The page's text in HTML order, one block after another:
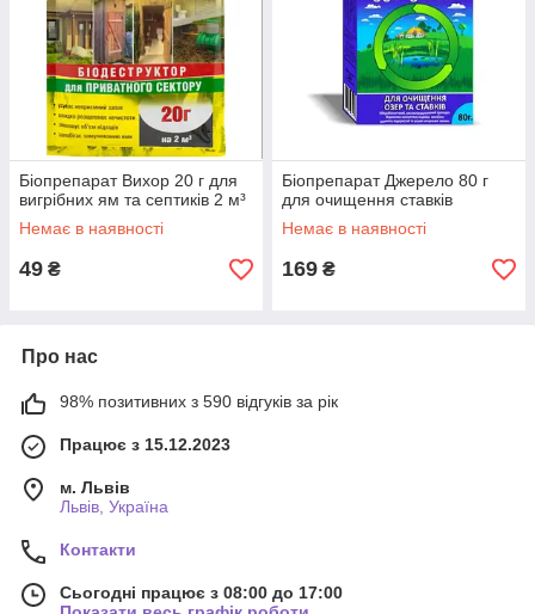
Біопрепарат Вихор 20 г для
вигрібних ям та септиків 2 м³
Немає в наявності
49 ₴
Біопрепарат Джерело 80 г
для очищення ставків
Немає в наявності
169 ₴
Про нас
98% позитивних з 590 відгуків за рік
Працює з 15.12.2023
м. Львів
Львів, Україна
Контакти
Сьогодні працює з 08:00 до 17:00